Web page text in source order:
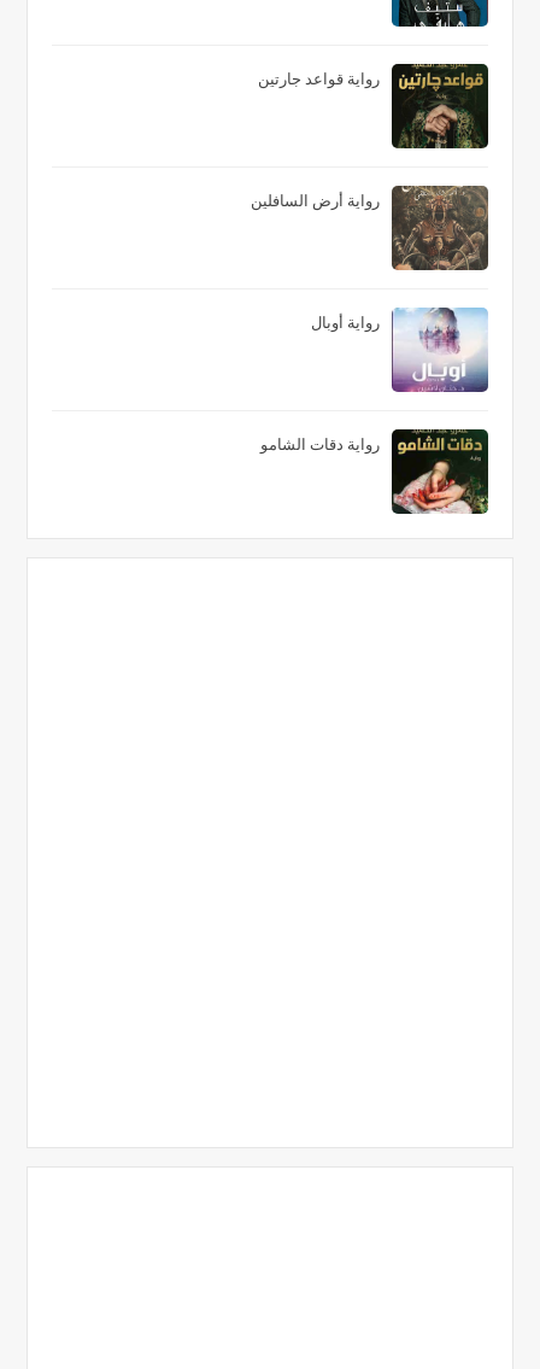
رواية قواعد جارتين
رواية أرض السافلين
رواية أوبال
رواية دقات الشامو